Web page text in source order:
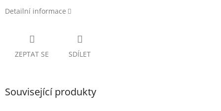
Detailní informace
ZEPTAT SE SDÍLET
Související produkty